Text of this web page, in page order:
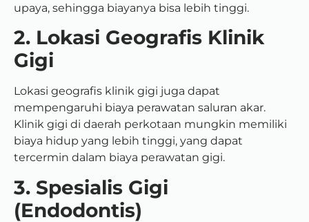
upaya, sehingga biayanya bisa lebih tinggi.
2. Lokasi Geografis Klinik
Gigi
Lokasi geografis klinik gigi juga dapat
mempengaruhi biaya perawatan saluran akar.
Klinik gigi di daerah perkotaan mungkin memiliki
biaya hidup yang lebih tinggi, yang dapat
tercermin dalam biaya perawatan gigi.
3. Spesialis Gigi
(Endodontis)